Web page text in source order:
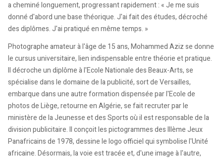
a cheminé longuement, progressant rapidement : « Je me suis
donné d'abord une base théorique. J'ai fait des études, décroché
des diplômes. J'ai pratiqué en même temps. »
Photographe amateur à l'âge de 15 ans, Mohammed Aziz se donne
le cursus universitaire, lien indispensable entre théorie et pratique.
Il décroche un diplôme à l'Ecole Nationale des Beaux-Arts, se
spécialise dans le domaine de la publicité, sort de Versailles,
embarque dans une autre formation dispensée par l'Ecole de
photos de Liège, retourne en Algérie, se fait recruter par le
ministère de la Jeunesse et des Sports où il est responsable de la
division publicitaire. Il conçoit les pictogrammes des IIIème Jeux
Panafricains de 1978, dessine le logo officiel qui symbolise l'Unité
africaine. Désormais, la voie est tracée et, d'une image à l'autre,